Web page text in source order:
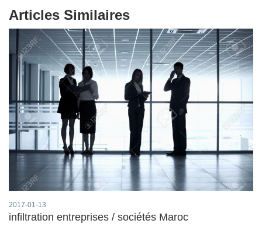
Articles Similaires
2017-01-13
infiltration entreprises / sociétés Maroc